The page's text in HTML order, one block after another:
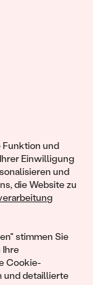
und
Einwilligung
und
die Website zu
stimmen Sie
Ihre
Cookie-
und detaillierte
und